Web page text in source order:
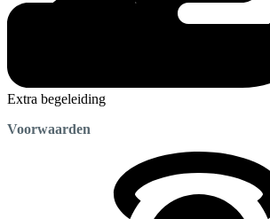
Extra begeleiding
Voorwaarden